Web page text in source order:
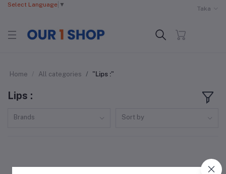
Select Language ▼
Taka
Home All categories "Lips :"
Lips :
Brands Sort by